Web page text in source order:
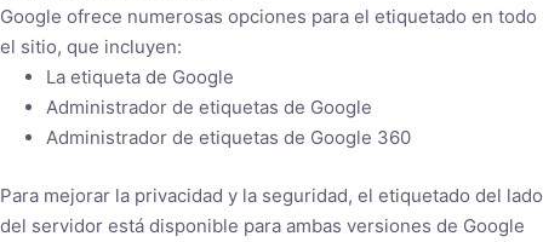
Google ofrece numerosas opciones para el etiquetado en todo
el sitio, que incluyen:
La etiqueta de Google
Administrador de etiquetas de Google
Administrador de etiquetas de Google 360
Para mejorar la privacidad y la seguridad, el etiquetado del lado
del servidor está disponible para ambas versiones de Google